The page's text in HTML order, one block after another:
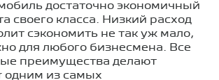
достаточно экономичный
своего класса. Низкий расход
сэкономить не так уж мало,
для любого бизнесмена. Все
преимущества делают
одним из самых